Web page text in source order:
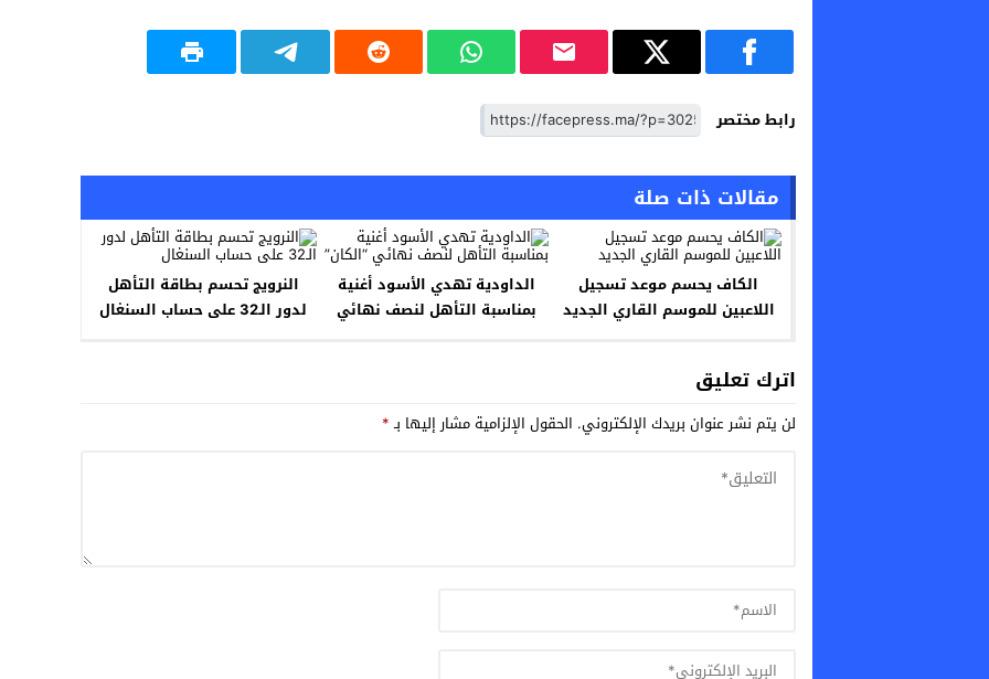
رابط مختصر
مقالات ذات صلة
الكاف يحسم موعد تسجيل
اللاعبين للموسم القاري الجديد
الداودية تهدي الأسود أغنية
بمناسبة التأهل لنصف نهائي
النرويج تحسم بطاقة التأهل
لدور الـ32 على حساب السنغال
اترك تعليق
لن يتم نشر عنوان بريدك الإلكتروني. الحقول الإلزامية مشار إليها بـ*